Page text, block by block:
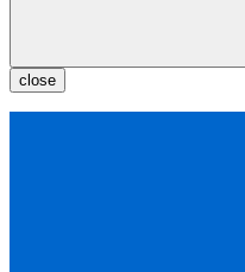
close